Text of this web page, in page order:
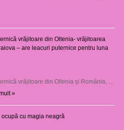
vrăjitoare din Oltenia- vrăjitoarea
– are leacuri puternice pentru luna
vrăjitoare din Oltenia și România, …
»
ocupă cu magia neagră